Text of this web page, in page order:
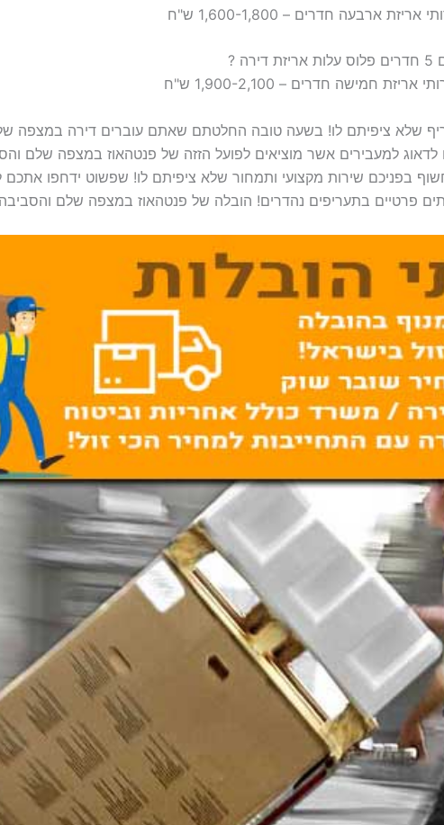
שלא ציפיתם לו! בשעה טובה החלטתם שאתם עוברים דירה במצפה
למעבירים אשר מוציאים לפועל הזזה של פנטהאוז במצפה שלם
בפניכם שירות מקצועי ותמחור שלא ציפיתם לו! שפשוט ידחפו
פרטיים בתעריפים נהדרים! הובלה של פנטהאוז במצפה שלם